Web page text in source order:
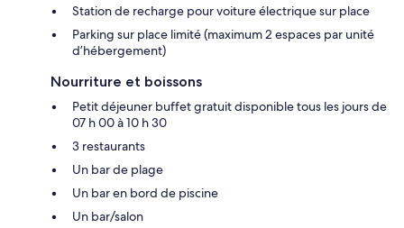
Station de recharge pour voiture électrique sur place
Parking sur place limité (maximum 2 espaces par unité
d’hébergement)
Nourriture et boissons
Petit déjeuner buffet gratuit disponible tous les jours de
07 h 00 à 10 h 30
3 restaurants
Un bar de plage
Un bar en bord de piscine
Un bar/salon